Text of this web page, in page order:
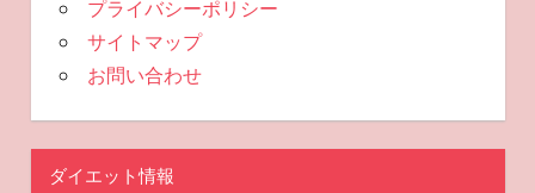
プライバシーポリシー
サイトマップ
お問い合わせ
ダイエット情報